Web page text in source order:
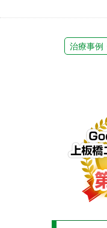
治療事例